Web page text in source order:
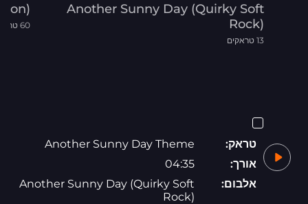
Another Sunny Day (Quirky Soft
Rock)
13 טראקים
60 טראקים
טראק:
Another Sunny Day Theme
אורך:
04:35
אלבום:
Another Sunny Day (Quirky Soft
Rock)